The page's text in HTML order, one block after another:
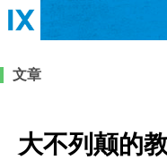
文章
大不列颠的